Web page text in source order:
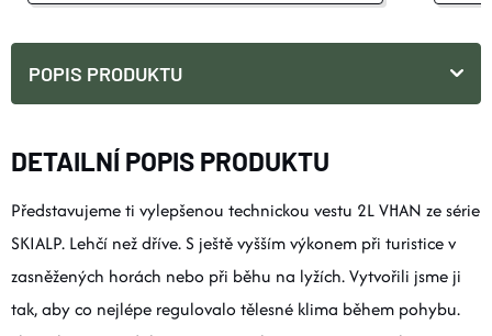
POPIS PRODUKTU
DETAILNÍ POPIS PRODUKTU
Představujeme ti vylepšenou technickou vestu 2L VHAN ze série
SKIALP. Lehčí než dříve. S ještě vyšším výkonem při turistice v
zasněžených horách nebo při běhu na lyžích. Vytvořili jsme ji
tak, aby co nejlépe regulovalo tělesné klima během pohybu.